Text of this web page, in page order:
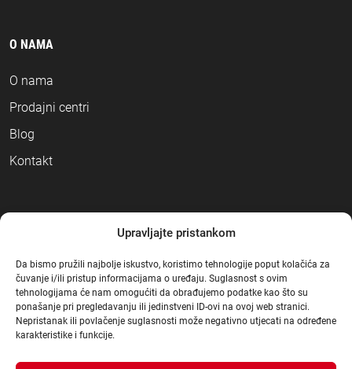
Upravljajte pristankom
Da bismo pružili najbolje iskustvo, koristimo tehnologije poput kolačića za
čuvanje i/ili pristup informacijama o uređaju. Suglasnost s ovim
tehnologijama će nam omogućiti da obrađujemo podatke kao što su
ponašanje pri pregledavanju ili jedinstveni ID-ovi na ovoj web stranici.
Nepristanak ili povlačenje suglasnosti može negativno utjecati na određene
karakteristike i funkcije.
O NAMA
O nama
Prodajni centri
Blog
Kontakt